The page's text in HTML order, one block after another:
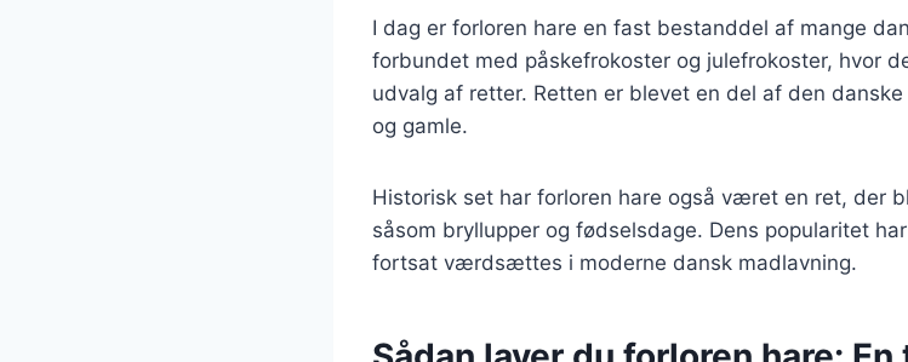
I dag er forloren hare en fast bestanddel af mange
forbundet med påskefrokoster og julefrokoster, hvor
udvalg af retter. Retten er blevet en del af den
og gamle.
Historisk set har forloren hare også været en ret, der
såsom bryllupper og fødselsdage. Dens popularitet
fortsat værdsættes i moderne dansk madlavning.